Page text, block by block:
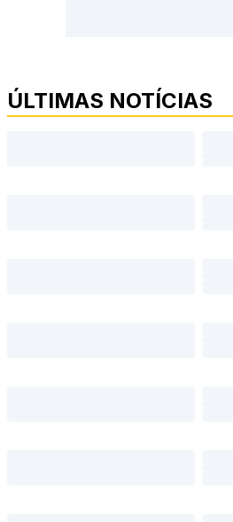
ÚLTIMAS NOTÍCIAS